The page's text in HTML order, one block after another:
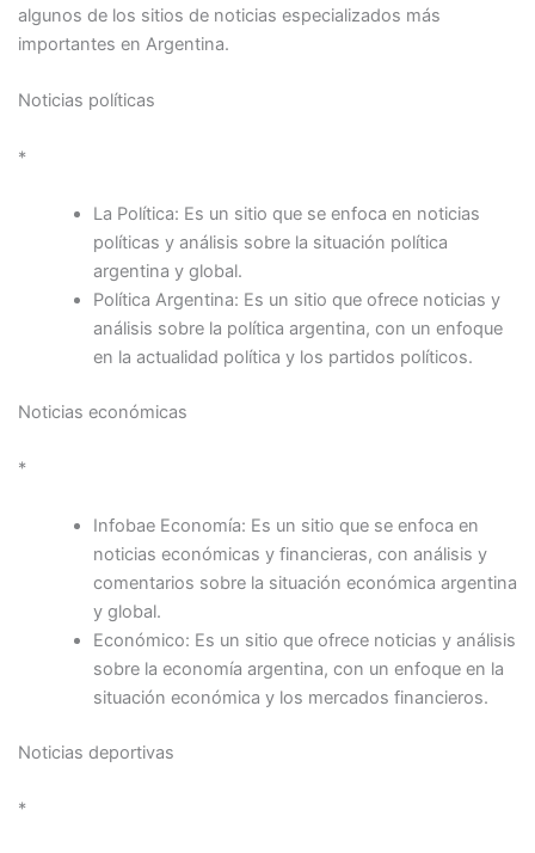
algunos de los sitios de noticias especializados más
importantes en Argentina.
Noticias políticas
*
La Política: Es un sitio que se enfoca en noticias
políticas y análisis sobre la situación política
argentina y global.
Política Argentina: Es un sitio que ofrece noticias y
análisis sobre la política argentina, con un enfoque
en la actualidad política y los partidos políticos.
Noticias económicas
*
Infobae Economía: Es un sitio que se enfoca en
noticias económicas y financieras, con análisis y
comentarios sobre la situación económica argentina
y global.
Económico: Es un sitio que ofrece noticias y análisis
sobre la economía argentina, con un enfoque en la
situación económica y los mercados financieros.
Noticias deportivas
*